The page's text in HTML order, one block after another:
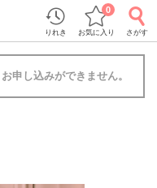
りれき お気に入り
0
さがす
申し込みができません。